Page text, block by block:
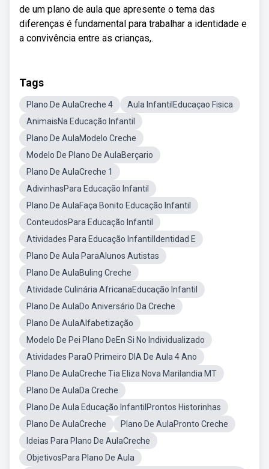
de um plano de aula que apresente o tema das
diferenças é fundamental para trabalhar a identidade e
a convivência entre as crianças,.
Tags
Plano De AulaCreche 4
Aula InfantilEducaçao Fisica
AnimaisNa Educação Infantil
Plano De AulaModelo Creche
Modelo De Plano De AulaBerçario
Plano De AulaCreche 1
AdivinhasPara Educação Infantil
Plano De AulaFaça Bonito Educação Infantil
ConteudosPara Educação Infantil
Atividades Para Educação InfantilIdentidad E
Plano De Aula ParaAlunos Autistas
Plano De AulaBuling Creche
Atividade Culinária AfricanaEducação Infantil
Plano De AulaDo Aniversário Da Creche
Plano De AulaAlfabetização
Modelo De Pei Plano DeEn Si No Individualizado
Atividades ParaO Primeiro DIA De Aula 4 Ano
Plano De AulaCreche Tia Eliza Nova Marilandia MT
Plano De AulaDa Creche
Plano De Aula Educação InfantilProntos Historinhas
Plano De AulaCreche
Plano De AulaPronto Creche
Ideias Para Plano De AulaCreche
ObjetivosPara Plano De Aula